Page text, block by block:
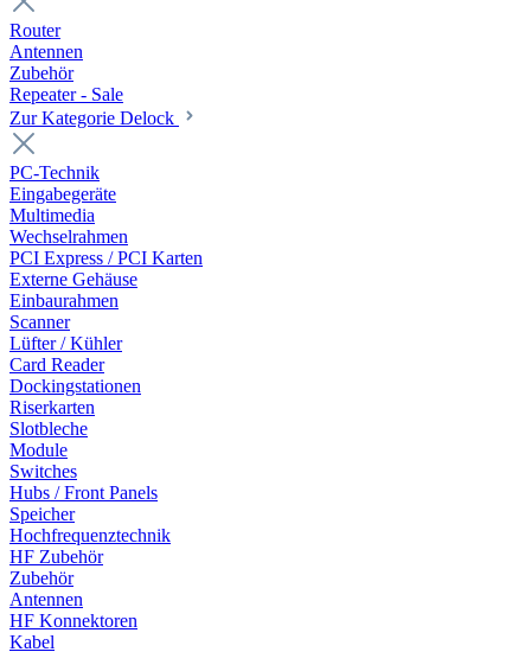
Router
Antennen
Zubehör
Repeater - Sale
Zur Kategorie Delock
PC-Technik
Eingabegeräte
Multimedia
Wechselrahmen
PCI Express / PCI Karten
Externe Gehäuse
Einbaurahmen
Scanner
Lüfter / Kühler
Card Reader
Dockingstationen
Riserkarten
Slotbleche
Module
Switches
Hubs / Front Panels
Speicher
Hochfrequenztechnik
HF Zubehör
Zubehör
Antennen
HF Konnektoren
Kabel